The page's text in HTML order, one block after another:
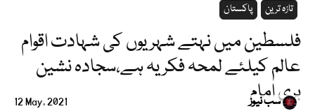
پاکستان تازہ ترین
فلسطین میں نہتے شہریوں کی شہادت اقوام
عالم کیلئے لمحہ فکریہ ہے،سجادہ نشین
بری امام
12 May, 2021 سب نیوز